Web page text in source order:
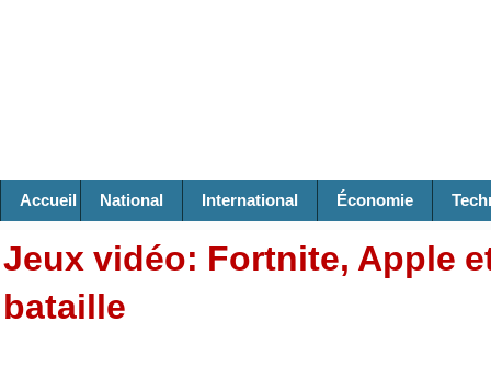
Accueil National International Économie
Jeux vidéo: Fortnite, Apple
bataille